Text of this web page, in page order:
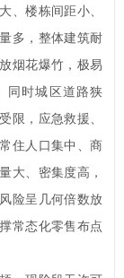
楼栋间距小、
多，整体建筑耐
烟花爆竹，极易
同时城区道路狭
限，应急救援、
住人口集中、商
大、密集度高，
险呈几何倍数放
常态化零售布点